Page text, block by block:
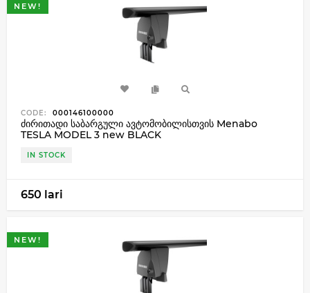
NEW!
CODE: 000146100000
ძირითადი საბარგული ავტომობილისთვის Menabo
TESLA MODEL 3 new BLACK
IN STOCK
650 lari
NEW!